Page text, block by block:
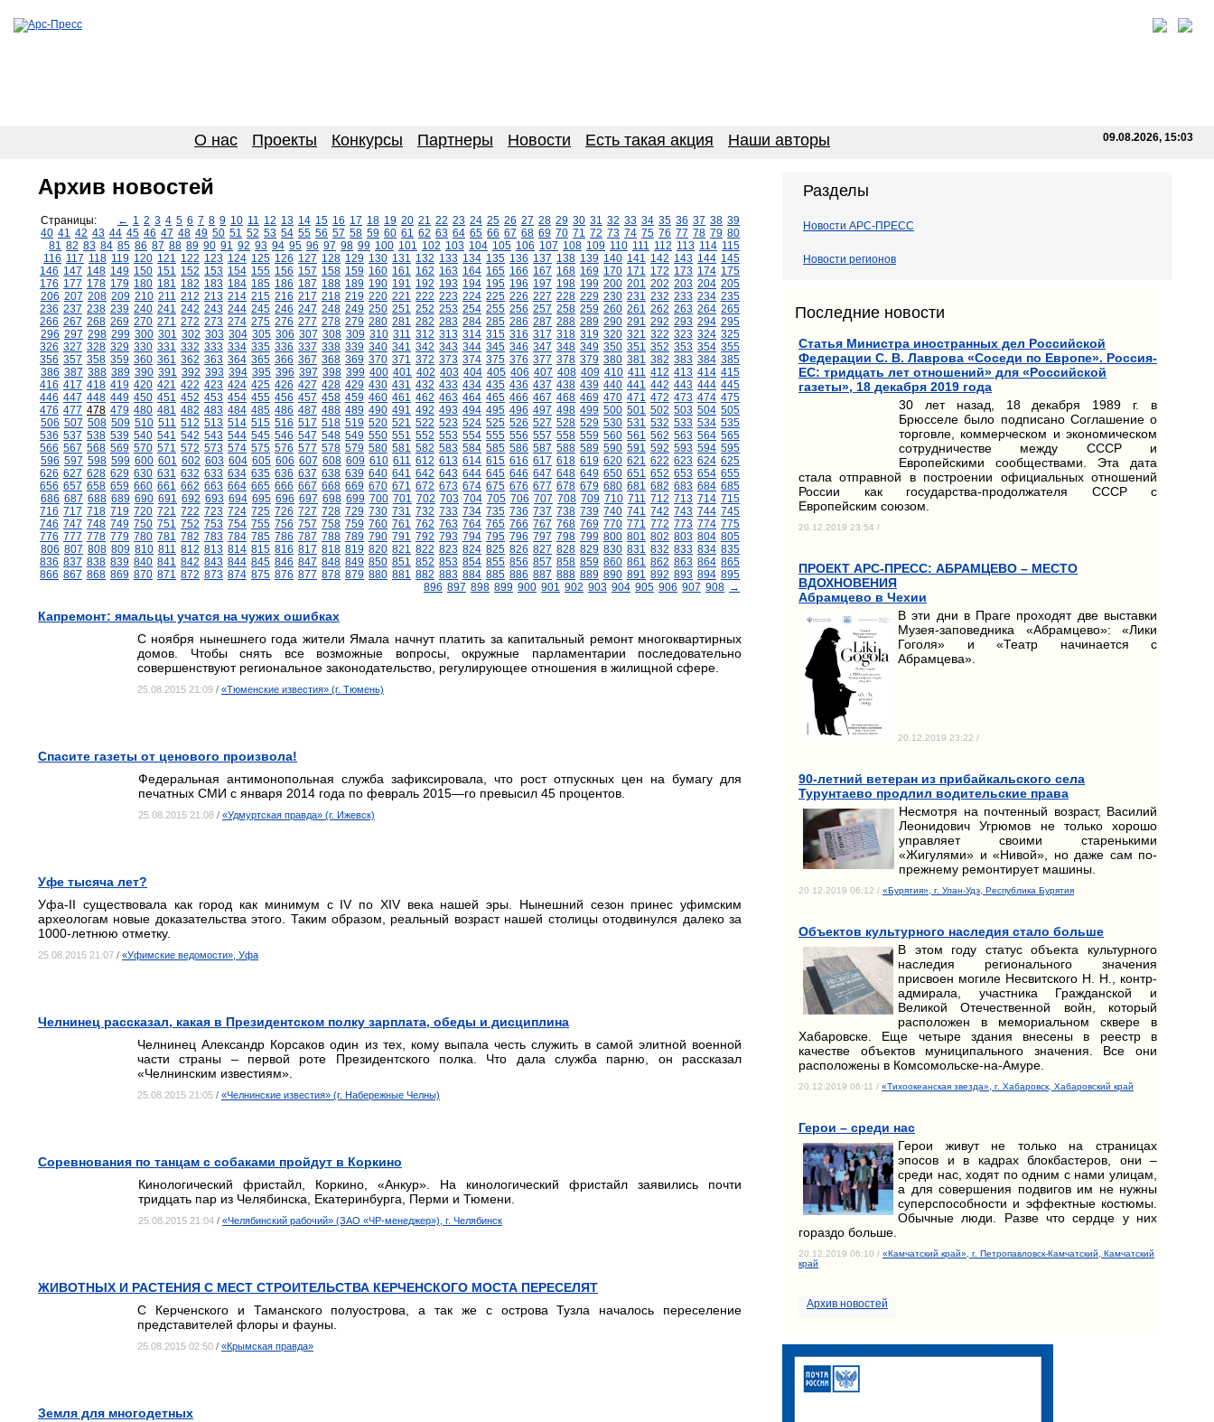
О нас Проекты Конкурсы Партнеры Новости Есть такая акция Наши авторы 09.08.2026, 15:03
Архив новостей
Страницы: ← 1 2 3 4 5 6 7 8 9 10 11 12 13 14 15 16 17 18 19 20 21 22 23 24 25 26 27 28 29 30 31 32 33 34 35 36 37 38 39
40 41 42 43 44 45 46 47 48 49 50 51 52 53 54 55 56 57 58 59 60 61 62 63 64 65 66 67 68 69 70 71 72 73 74 75 76 77 78 79 80
81 82 83 84 85 86 87 88 89 90 91 92 93 94 95 96 97 98 99 100 101 102 103 104 105 106 107 108 109 110 111 112 113 114 115
116 117 118 119 120 121 122 123 124 125 126 127 128 129 130 131 132 133 134 135 136 137 138 139 140 141 142 143 144 145
146 147 148 149 150 151 152 153 154 155 156 157 158 159 160 161 162 163 164 165 166 167 168 169 170 171 172 173 174 175
176 177 178 179 180 181 182 183 184 185 186 187 188 189 190 191 192 193 194 195 196 197 198 199 200 201 202 203 204 205
206 207 208 209 210 211 212 213 214 215 216 217 218 219 220 221 222 223 224 225 226 227 228 229 230 231 232 233 234 235
236 237 238 239 240 241 242 243 244 245 246 247 248 249 250 251 252 253 254 255 256 257 258 259 260 261 262 263 264 265
266 267 268 269 270 271 272 273 274 275 276 277 278 279 280 281 282 283 284 285 286 287 288 289 290 291 292 293 294 295
296 297 298 299 300 301 302 303 304 305 306 307 308 309 310 311 312 313 314 315 316 317 318 319 320 321 322 323 324 325
326 327 328 329 330 331 332 333 334 335 336 337 338 339 340 341 342 343 344 345 346 347 348 349 350 351 352 353 354 355
356 357 358 359 360 361 362 363 364 365 366 367 368 369 370 371 372 373 374 375 376 377 378 379 380 381 382 383 384 385
386 387 388 389 390 391 392 393 394 395 396 397 398 399 400 401 402 403 404 405 406 407 408 409 410 411 412 413 414 415
416 417 418 419 420 421 422 423 424 425 426 427 428 429 430 431 432 433 434 435 436 437 438 439 440 441 442 443 444 445
446 447 448 449 450 451 452 453 454 455 456 457 458 459 460 461 462 463 464 465 466 467 468 469 470 471 472 473 474 475
476 477 478 479 480 481 482 483 484 485 486 487 488 489 490 491 492 493 494 495 496 497 498 499 500 501 502 503 504 505
506 507 508 509 510 511 512 513 514 515 516 517 518 519 520 521 522 523 524 525 526 527 528 529 530 531 532 533 534 535
536 537 538 539 540 541 542 543 544 545 546 547 548 549 550 551 552 553 554 555 556 557 558 559 560 561 562 563 564 565
566 567 568 569 570 571 572 573 574 575 576 577 578 579 580 581 582 583 584 585 586 587 588 589 590 591 592 593 594 595
596 597 598 599 600 601 602 603 604 605 606 607 608 609 610 611 612 613 614 615 616 617 618 619 620 621 622 623 624 625
626 627 628 629 630 631 632 633 634 635 636 637 638 639 640 641 642 643 644 645 646 647 648 649 650 651 652 653 654 655
656 657 658 659 660 661 662 663 664 665 666 667 668 669 670 671 672 673 674 675 676 677 678 679 680 681 682 683 684 685
686 687 688 689 690 691 692 693 694 695 696 697 698 699 700 701 702 703 704 705 706 707 708 709 710 711 712 713 714 715
716 717 718 719 720 721 722 723 724 725 726 727 728 729 730 731 732 733 734 735 736 737 738 739 740 741 742 743 744 745
746 747 748 749 750 751 752 753 754 755 756 757 758 759 760 761 762 763 764 765 766 767 768 769 770 771 772 773 774 775
776 777 778 779 780 781 782 783 784 785 786 787 788 789 790 791 792 793 794 795 796 797 798 799 800 801 802 803 804 805
806 807 808 809 810 811 812 813 814 815 816 817 818 819 820 821 822 823 824 825 826 827 828 829 830 831 832 833 834 835
836 837 838 839 840 841 842 843 844 845 846 847 848 849 850 851 852 853 854 855 856 857 858 859 860 861 862 863 864 865
866 867 868 869 870 871 872 873 874 875 876 877 878 879 880 881 882 883 884 885 886 887 888 889 890 891 892 893 894 895
896 897 898 899 900 901 902 903 904 905 906 907 908 →
Капремонт: ямальцы учатся на чужих ошибках
С ноября нынешнего года жители Ямала начнут платить за капитальный ремонт многоквартирных
домов. Чтобы снять все возможные вопросы, окружные парламентарии последовательно
совершенствуют региональное законодательство, регулирующее отношения в жилищной сфере.
25.08.2015 21:09 / «Тюменские известия» (г. Тюмень)
Спасите газеты от ценового произвола!
Федеральная антимонопольная служба зафиксировала, что рост отпускных цен на бумагу для
печатных СМИ с января 2014 года по февраль 2015—го превысил 45 процентов.
25.08.2015 21:08 / «Удмуртская правда» (г. Ижевск)
Уфе тысяча лет?
Уфа-II существовала как город как минимум с IV по XIV века нашей эры. Нынешний сезон принес уфимским
археологам новые доказательства этого. Таким образом, реальный возраст нашей столицы отодвинулся далеко за
1000-летнюю отметку.
25.08.2015 21:07 / «Уфимские ведомости», Уфа
Челнинец рассказал, какая в Президентском полку зарплата, обеды и дисциплина
Челнинец Александр Корсаков один из тех, кому выпала честь служить в самой элитной военной
части страны – первой роте Президентского полка. Что дала служба парню, он рассказал
«Челнинским известиям».
25.08.2015 21:05 / «Челнинские известия» (г. Набережные Челны)
Соревнования по танцам с собаками пройдут в Коркино
Кинологический фристайл, Коркино, «Анкур». На кинологический фристайл заявились почти
тридцать пар из Челябинска, Екатеринбурга, Перми и Тюмени.
25.08.2015 21:04 / «Челябинский рабочий» (ЗАО «ЧР-менеджер»), г. Челябинск
ЖИВОТНЫХ И РАСТЕНИЯ С МЕСТ СТРОИТЕЛЬСТВА КЕРЧЕНСКОГО МОСТА ПЕРЕСЕЛЯТ
С Керченского и Таманского полуострова, а так же с острова Тузла началось переселение
представителей флоры и фауны.
25.08.2015 02:50 / «Крымская правда»
Земля для многодетных
Разделы
Новости АРС-ПРЕСС
Новости регионов
Последние новости
Статья Министра иностранных дел Российской
Федерации С. В. Лаврова «Соседи по Европе». Россия-
ЕС: тридцать лет отношений» для «Российской
газеты», 18 декабря 2019 года
30 лет назад, 18 декабря 1989 г. в
Брюсселе было подписано Соглашение о
торговле, коммерческом и экономическом
сотрудничестве между СССР и
Европейскими сообществами. Эта дата
стала отправной в построении официальных отношений
России как государства-продолжателя СССР с
Европейским союзом.
20.12.2019 23:54 /
ПРОЕКТ АРС-ПРЕСС: АБРАМЦЕВО – МЕСТО
ВДОХНОВЕНИЯ
Абрамцево в Чехии
В эти дни в Праге проходят две выставки
Музея-заповедника «Абрамцево»: «Лики
Гоголя» и «Театр начинается с
Абрамцева».
20.12.2019 23:22 /
90-летний ветеран из прибайкальского села
Турунтаево продлил водительские права
Несмотря на почтенный возраст, Василий
Леонидович Угрюмов не только хорошо
управляет своими старенькими
«Жигулями» и «Нивой», но даже сам по-
прежнему ремонтирует машины.
20.12.2019 06:12 / «Бурятия», г. Улан-Удэ, Республика Бурятия
Объектов культурного наследия стало больше
В этом году статус объекта культурного
наследия регионального значения
присвоен могиле Несвитского Н. Н., контр-
адмирала, участника Гражданской и
Великой Отечественной войн, который
расположен в мемориальном сквере в
Хабаровске. Еще четыре здания внесены в реестр в
качестве объектов муниципального значения. Все они
расположены в Комсомольске-на-Амуре.
20.12.2019 06:11 / «Тихоокеанская звезда», г. Хабаровск, Хабаровский край
Герои – среди нас
Герои живут не только на страницах
эпосов и в кадрах блокбастеров, они –
среди нас, ходят по одним с нами улицам,
а для совершения подвигов им не нужны
суперспособности и эффектные костюмы.
Обычные люди. Разве что сердце у них
гораздо больше.
20.12.2019 06:10 / «Камчатский край», г. Петропавловск-Камчатский, Камчатский
край
Архив новостей